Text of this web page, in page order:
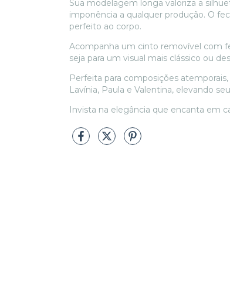
Sua modelagem longa valoriza a
imponência a qualquer produção. O
perfeito ao corpo.
Acompanha um cinto removível com
seja para um visual mais clássico ou
Perfeita para composições
Lavínia, Paula e Valentina, elevando
Invista na elegância que encanta em